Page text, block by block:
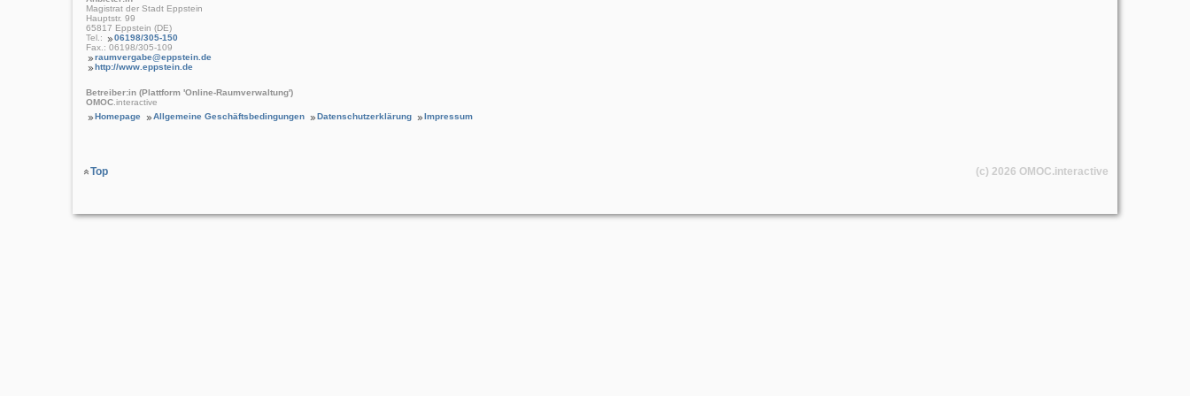
Magistrat der Stadt Eppstein
Hauptstr. 99
65817 Eppstein (DE)
Tel.:
06198/305-150
Fax.: 06198/305-109
raumvergabe@eppstein.de
http://www.eppstein.de
Betreiber:in (Plattform 'Online-Raumverwaltung')
OMOC .interactive
Homepage
Allgemeine Geschäftsbedingungen Datenschutzerklärung Impressum
Top (c) 2026 OMOC.interactive